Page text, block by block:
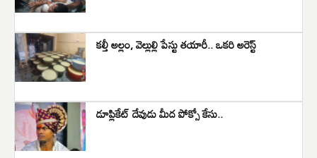
కల్తీ అల్లం, వెల్లుల్లి పేస్టు తయారీ.. ఒకరి అరెస్ట్
డూప్లికేట్ దేవుడు మీద పోక్సో కేసు..